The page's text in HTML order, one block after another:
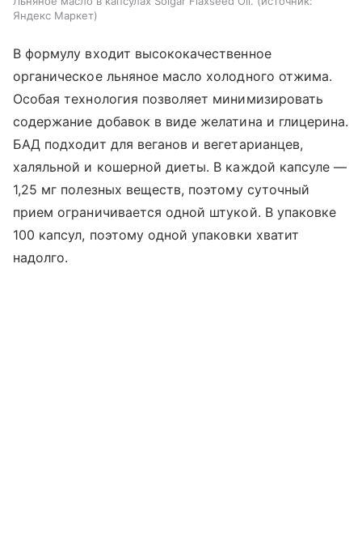
Яндекс Маркет
В формулу входит высококачественное
органическое льняное масло холодного отжима.
Особая технология позволяет минимизировать
содержание добавок в виде желатина и глицерина.
БАД подходит для веганов и вегетарианцев,
халяльной и кошерной диеты. В каждой капсуле —
1,25 мг полезных веществ, поэтому суточный
прием ограничивается одной штукой. В упаковке
100 капсул, поэтому одной упаковки хватит
надолго.